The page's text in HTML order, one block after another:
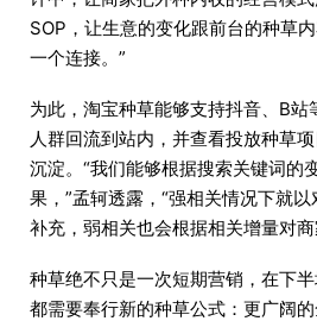
SOP，让生意的变化跟前台的种草
一个连接。”
为此，淘宝种草能够支持抖音、B站
人群回流到站内，并查看投放种草
沉淀。“我们能够根据搜索关键词的
果，”孟轲透露，“强相关情况下就
补充，弱相关也会根据相关增量对
种草绝不只是一次短期营销，在下
都需要奉行新的种草公式：更广阔